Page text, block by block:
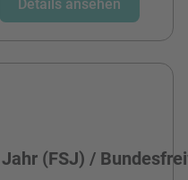
Details ansehen
(FSJ) /